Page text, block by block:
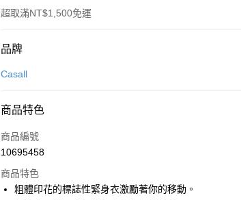
超取滿NT$1,500免運
付款方式
信用卡一次付款
悠遊付
運送方式
品牌
Casall
商品特色
商品編號
10695458
商品特色
粗體印花的標誌性緊身衣激勵著你的移動。